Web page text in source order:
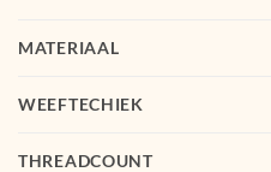
MATERIAAL
WEEFTECHIEK
THREADCOUNT